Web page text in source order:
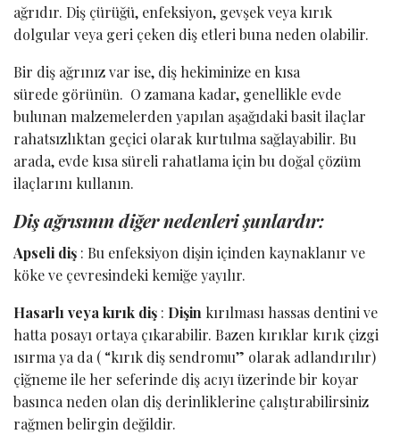
ağrıdır. Diş çürüğü, enfeksiyon, gevşek veya kırık
dolgular veya geri çeken diş etleri buna neden olabilir.
Bir diş ağrınız var ise, diş hekiminize en kısa
sürede görünün. O zamana kadar, genellikle evde
bulunan malzemelerden yapılan aşağıdaki basit ilaçlar
rahatsızlıktan geçici olarak kurtulma sağlayabilir. Bu
arada, evde kısa süreli rahatlama için bu doğal çözüm
ilaçlarını kullanın.
Diş ağrısının diğer nedenleri şunlardır:
Apseli diş : Bu enfeksiyon dişin içinden kaynaklanır ve
köke ve çevresindeki kemiğe yayılır.
Hasarlı veya kırık diş : Dişin kırılması hassas dentini ve
hatta posayı ortaya çıkarabilir. Bazen kırıklar kırık çizgi
ısırma ya da ( “kırık diş sendromu” olarak adlandırılır)
çiğneme ile her seferinde diş acıyı üzerinde bir koyar
basınca neden olan diş derinliklerine çalıştırabilirsiniz
rağmen belirgin değildir.